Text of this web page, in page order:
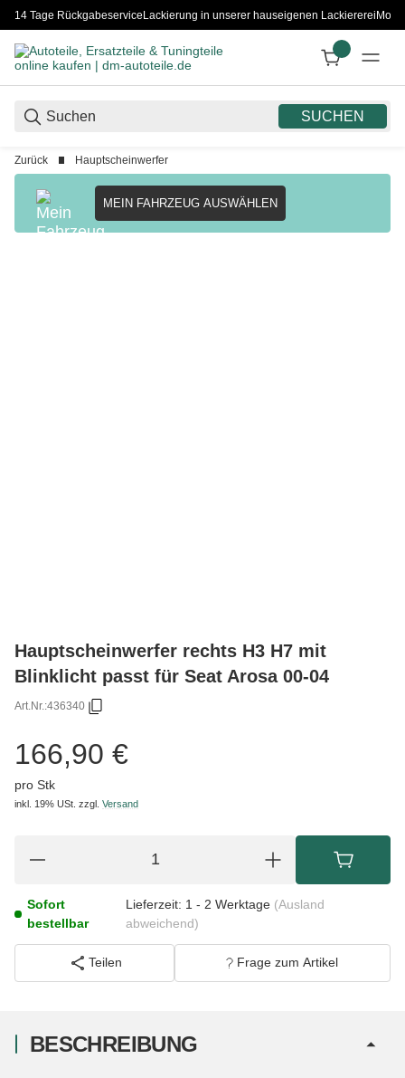
14 Tage RückgabeserviceLackierung in unserer hauseigenen Lackiererei
SUCHEN
Zurück Hauptscheinwerfer
MEIN FAHRZEUG AUSWÄHLEN
Hauptscheinwerfer rechts H3 H7 mit
Blinklicht passt für Seat Arosa 00-04
Art.Nr.:436340
166,90 €
pro Stk
inkl. 19% USt. zzgl. Versand
Sofort
bestellbar
Lieferzeit: 1 - 2 Werktage (Ausland
abweichend)
Teilen Frage zum Artikel
BESCHREIBUNG